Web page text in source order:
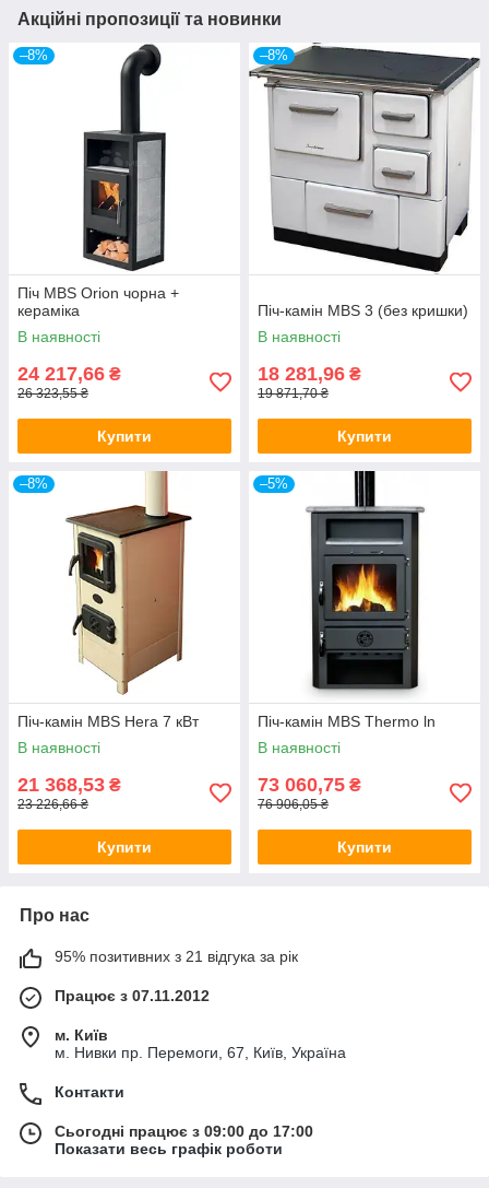
Акційні пропозиції та новинки
–8%
Піч MBS Orion чорна +
кераміка
В наявності
24 217,66 ₴
26 323,55 ₴
Купити
–8%
Піч-камін MBS 3 (без кришки)
В наявності
18 281,96 ₴
19 871,70 ₴
Купити
–8%
Піч-камін MBS Hera 7 кВт
В наявності
21 368,53 ₴
23 226,66 ₴
Купити
–5%
Піч-камін MBS Thermo ln
В наявності
73 060,75 ₴
76 906,05 ₴
Купити
Про нас
95% позитивних з 21 відгука за рік
Працює з 07.11.2012
м. Київ
м. Нивки пр. Перемоги, 67, Київ, Україна
Контакти
Сьогодні працює з 09:00 до 17:00
Показати весь графік роботи